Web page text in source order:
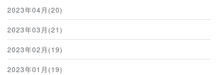
2023年04月(20)
2023年03月(21)
2023年02月(19)
2023年01月(19)